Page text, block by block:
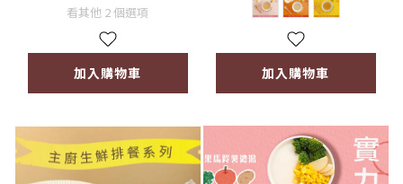
看其他 2 個選項
加入購物車 加入購物車